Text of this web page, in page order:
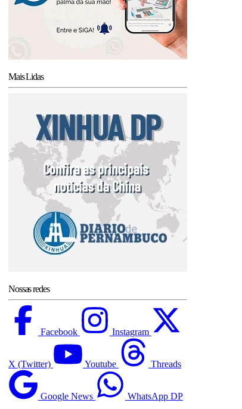
Mais Lidas
Nossas redes
Facebook Instagram
X (Twitter) Youtube Threads
Google News WhatsApp DP